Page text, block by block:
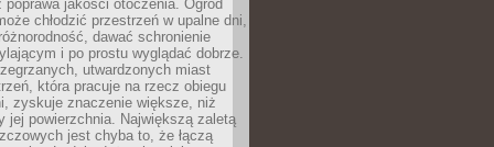
poprawa jakości otoczenia. Ogród
chłodzić przestrzeń w upalne dni,
dawać schronienie
i po prostu wyglądać dobrze.
utwardzonych miast
która pracuje na rzecz obiegu
zyskuje znaczenie większe, niż
jej powierzchnia. Największą zaletą
jest chyba to, że łączą